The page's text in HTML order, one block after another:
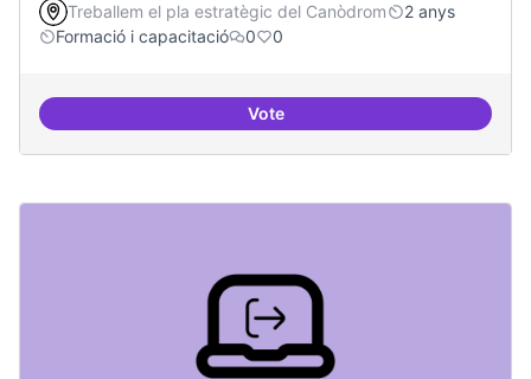
Treballem el pla estratègic del Canòdrom
2 anys
Formació i capacitació
0 0
VoteLobby per FLOSS i